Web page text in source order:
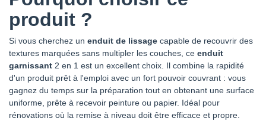
produit ?
Si vous cherchez un enduit de lissage capable de recouvrir des
textures marquées sans multipler les couches, ce enduit
garnissant 2 en 1 est un excellent choix. Il combine la rapidité
d'un produit prêt à l'emploi avec un fort pouvoir couvrant : vous
gagnez du temps sur la préparation tout en obtenant une surface
uniforme, prête à recevoir peinture ou papier. Idéal pour
rénovations où la remise à niveau doit être efficace et propre.